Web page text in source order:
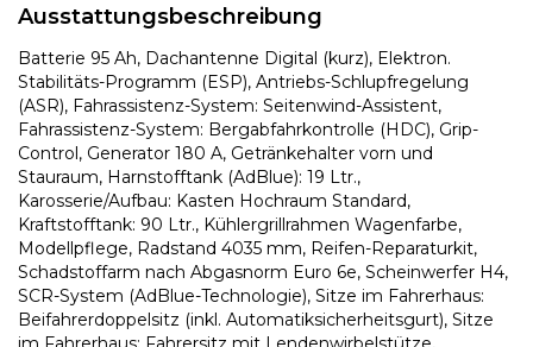
Ausstattungsbeschreibung
Batterie 95 Ah, Dachantenne Digital (kurz), Elektron.
Stabilitäts-Programm (ESP), Antriebs-Schlupfregelung
(ASR), Fahrassistenz-System: Seitenwind-Assistent,
Fahrassistenz-System: Bergabfahrkontrolle (HDC), Grip-
Control, Generator 180 A, Getränkehalter vorn und
Stauraum, Harnstofftank (AdBlue): 19 Ltr.,
Karosserie/Aufbau: Kasten Hochraum Standard,
Kraftstofftank: 90 Ltr., Kühlergrillrahmen Wagenfarbe,
Modellpflege, Radstand 4035 mm, Reifen-Reparaturkit,
Schadstoffarm nach Abgasnorm Euro 6e, Scheinwerfer H4,
SCR-System (AdBlue-Technologie), Sitze im Fahrerhaus:
Beifahrerdoppelsitz (inkl. Automatiksicherheitsgurt), Sitze